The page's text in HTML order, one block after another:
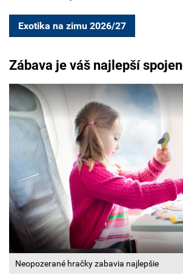
Exotika na zimu 2026/27
Zábava je váš najlepší
Neopozerané hračky zabavia najlepšie